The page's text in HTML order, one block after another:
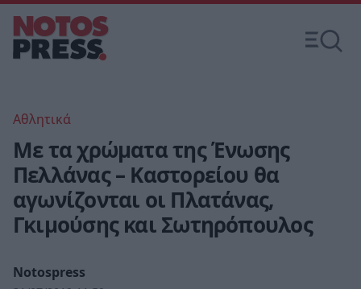
Αθλητικά
Με τα χρώματα της Ένωσης
Πελλάνας – Καστορείου θα
αγωνίζoνται οι Πλατάνας,
Γκιμούσης και Σωτηρόπουλος
Notospress